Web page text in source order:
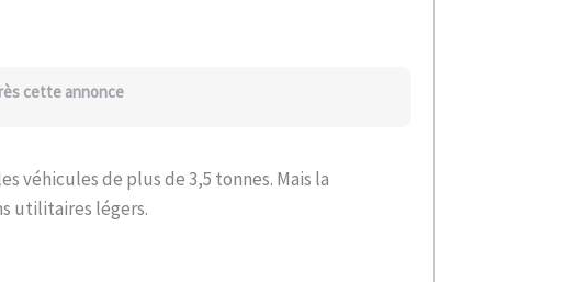
cette annonce
véhicules de plus de 3,5 tonnes. Mais la
utilitaires légers.